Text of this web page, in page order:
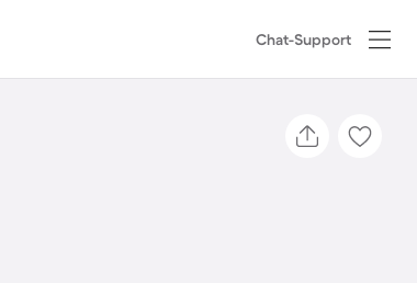
Chat-Support